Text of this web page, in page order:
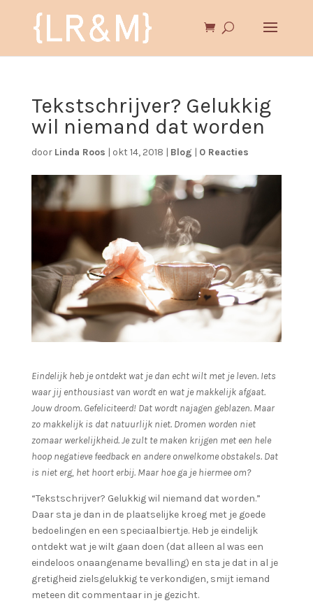
Tekstschrijver? Gelukkig
wil niemand dat worden
door Linda Roos | okt 14, 2018 | Blog | 0 Reacties
Eindelijk heb je ontdekt wat je dan echt wilt met je leven. Iets
waar jij enthousiast van wordt en wat je makkelijk afgaat.
Jouw droom. Gefeliciteerd! Dat wordt najagen geblazen. Maar
zo makkelijk is dat natuurlijk niet. Dromen worden niet
zomaar werkelijkheid. Je zult te maken krijgen met een hele
hoop negatieve feedback en andere onwelkome obstakels. Dat
is niet erg, het hoort erbij. Maar hoe ga je hiermee om?
“Tekstschrijver? Gelukkig wil niemand dat worden.”
Daar sta je dan in de plaatselijke kroeg met je goede
bedoelingen en een speciaalbiertje. Heb je eindelijk
ontdekt wat je wilt gaan doen (dat alleen al was een
eindeloos onaangename bevalling) en sta je dat in al je
gretigheid zielsgelukkig te verkondigen, smijt iemand
meteen dit commentaar in je gezicht.